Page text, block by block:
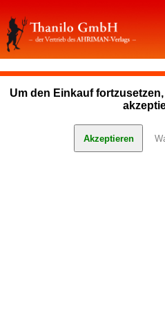
Um den Einkauf
Akzeptieren